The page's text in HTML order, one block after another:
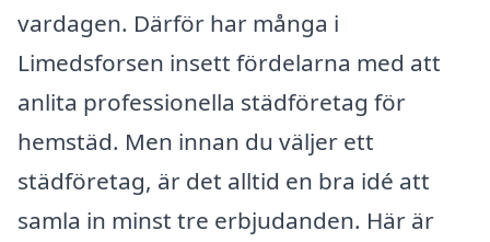
vardagen. Därför har många i
Limedsforsen insett fördelarna med att
anlita professionella städföretag för
hemstäd. Men innan du väljer ett
städföretag, är det alltid en bra idé att
samla in minst tre erbjudanden. Här är